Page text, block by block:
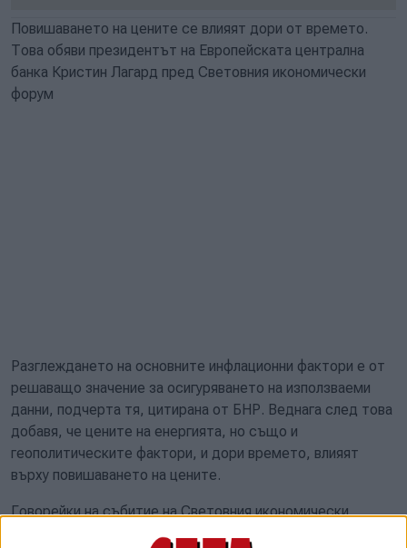
Повишаването на цените се влияят дори от времето.
Това обяви президентът на Европейската централна
банка Кристин Лагард пред Световния икономически
форум
Разглеждането на основните инфлационни фактори е от
решаващо значение за осигуряването на използваеми
данни, подчерта тя, цитирана от БНР. Веднага след това
добавя, че цените на енергията, но също и
геополитическите фактори, и дори времето, влияят
върху повишаването на цените.
Говорейки на събитие на Световния икономически
форум, Лагард призна, че повечето институции са